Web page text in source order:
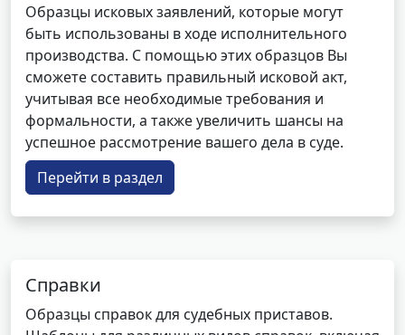
Образцы исковых заявлений, которые могут
быть использованы в ходе исполнительного
производства. С помощью этих образцов Вы
сможете составить правильный исковой акт,
учитывая все необходимые требования и
формальности, а также увеличить шансы на
успешное рассмотрение вашего дела в суде.
Перейти в раздел
Справки
Образцы справок для судебных приставов.